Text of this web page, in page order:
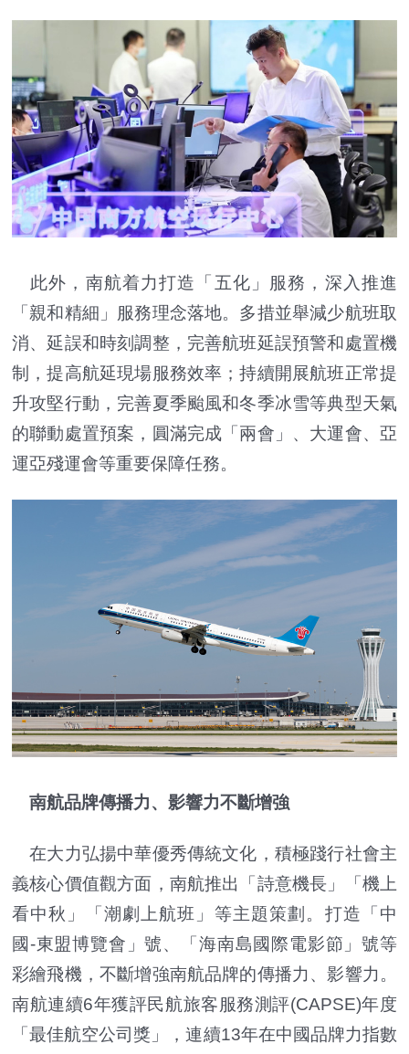
此外，南航着力打造「五化」服務，深入推進
「親和精細」服務理念落地。多措並舉減少航班取
消、延誤和時刻調整，完善航班延誤預警和處置機
制，提高航延現場服務效率；持續開展航班正常提
升攻堅行動，完善夏季颱風和冬季冰雪等典型天氣
的聯動處置預案，圓滿完成「兩會」、大運會、亞
運亞殘運會等重要保障任務。
南航品牌傳播力、影響力不斷增強
在大力弘揚中華優秀傳統文化，積極踐行社會主
義核心價值觀方面，南航推出「詩意機長」「機上
看中秋」「潮劇上航班」等主題策劃。打造「中
國-東盟博覽會」號、「海南島國際電影節」號等
彩繪飛機，不斷增強南航品牌的傳播力、影響力。
南航連續6年獲評民航旅客服務測評(CAPSE)年度
「最佳航空公司獎」，連續13年在中國品牌力指數